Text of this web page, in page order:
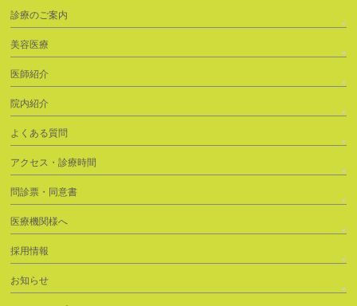
診療のご案内
美容医療
医師紹介
院内紹介
よくある質問
アクセス・診療時間
問診票・同意書
医療機関様へ
採用情報
お知らせ